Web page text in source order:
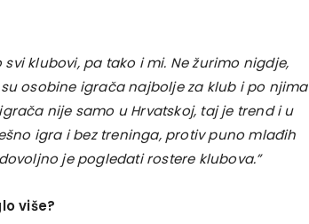
klubovi, pa tako i mi. Ne žurimo nigdje,
osobine igrača najbolje za klub i po njima
nije samo u Hrvatskoj, taj je trend i u
igra i bez treninga, protiv puno mlađih
je pogledati rostere klubova.”
više?